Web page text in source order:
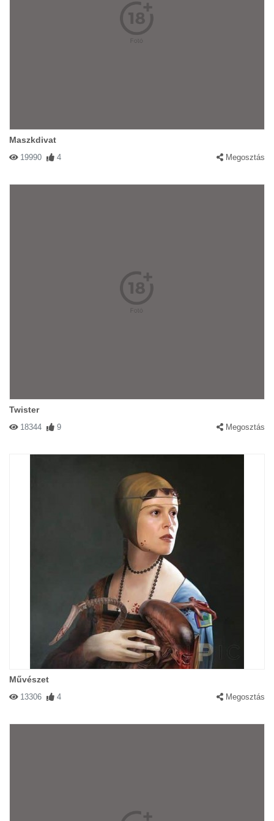
Maszkdivat
19990 4 Megosztás
Twister
18344 9 Megosztás
Művészet
13306 4 Megosztás